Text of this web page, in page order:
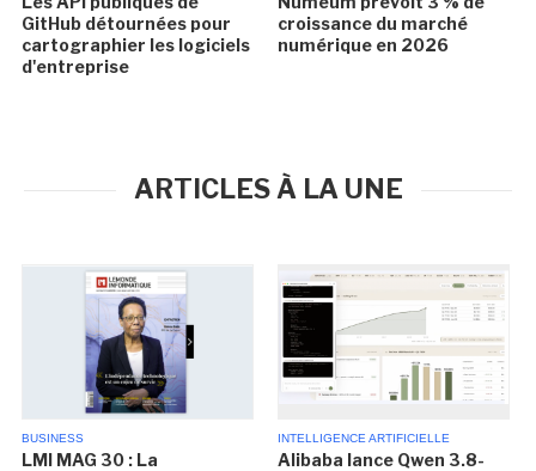
GitHub détournées pour
cartographier les logiciels
d'entreprise
croissance du marché
numérique en 2026
ARTICLES À LA UNE
BUSINESS
LMI MAG 30 : La
INTELLIGENCE ARTIFICIELLE
Alibaba lance Qwen 3.8-